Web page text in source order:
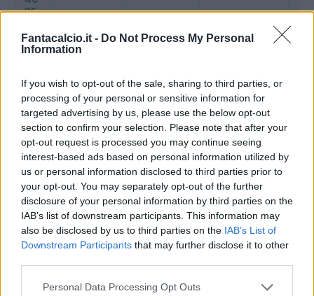
Fantacalcio.it - Do Not Process My Personal
Information
If you wish to opt-out of the sale, sharing to third parties, or
processing of your personal or sensitive information for
targeted advertising by us, please use the below opt-out
section to confirm your selection. Please note that after your
opt-out request is processed you may continue seeing
interest-based ads based on personal information utilized by
us or personal information disclosed to third parties prior to
your opt-out. You may separately opt-out of the further
disclosure of your personal information by third parties on the
IAB’s list of downstream participants. This information may
also be disclosed by us to third parties on the IAB’s List of
Downstream Participants that may further disclose it to other
Personal Data Processing Opt Outs
Classic Mantra
Riepilogo stagione
Titolare 0 - 0%